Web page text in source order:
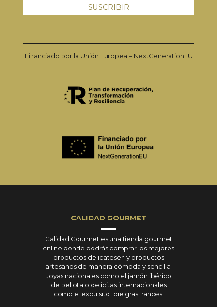
Financiado por la Unión Europea – NextGenerationEU
CALIDAD GOURMET
Calidad Gourmet es una tienda gourmet
online donde podrás comprar los mejores
productos delicatesen y productos
artesanos de manera cómoda y sencilla.
Joyas nacionales como el jamón ibérico
de bellota o delicitas internacionales
como el exquisito foie gras francés.